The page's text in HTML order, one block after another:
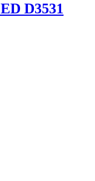
D3531